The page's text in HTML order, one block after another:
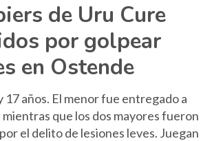
de Uru Cure
por golpear
en Ostende
17 años. El menor fue entregado a
mientras que los dos mayores fueron
el delito de lesiones leves. Juegan